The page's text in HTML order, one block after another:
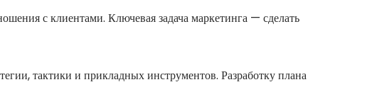
с клиентами. Ключевая задача маркетинга — сделать
тактики и прикладных инструментов. Разработку плана